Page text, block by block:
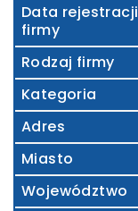
Data rejestracji
firmy
Rodzaj firmy
Kategoria
Adres
Miasto
Województwo